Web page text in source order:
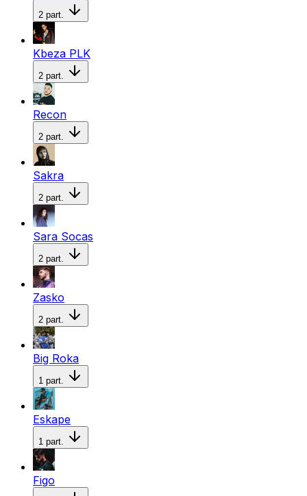
2 part.
Kbeza PLK
2 part.
Recon
2 part.
Sakra
2 part.
Sara Socas
2 part.
Zasko
2 part.
Big Roka
1 part.
Eskape
1 part.
Figo